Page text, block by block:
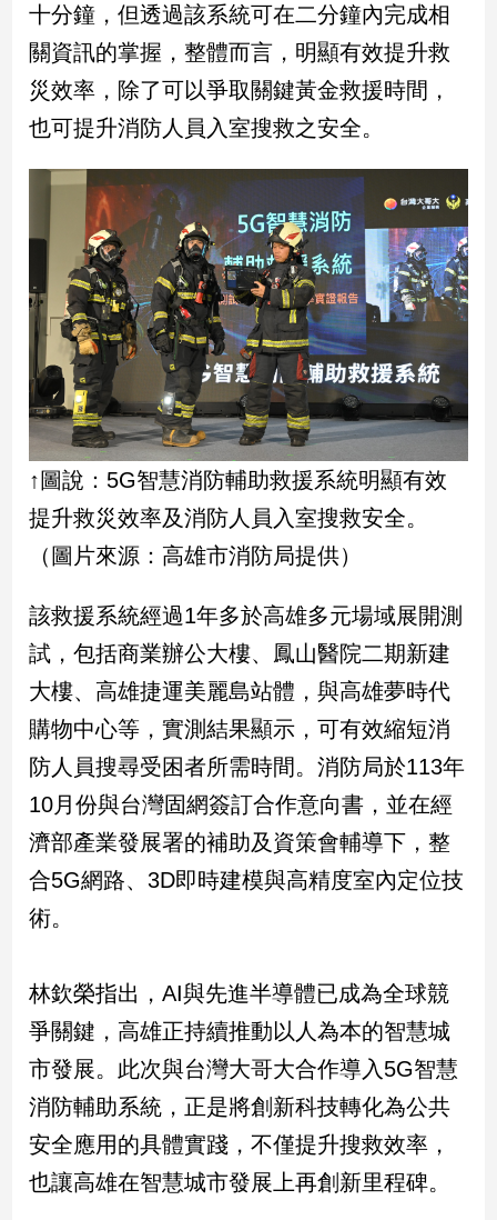
兩
岸/
國
際
社
新
病
毒
專
區
南
台
灣
觀
點
南
台
灣
點
娛
樂
娛
樂
聞
行/
時
尚
追
生
十分鐘，但透過該系統可在二分鐘內完成相
關資訊的掌握，整體而言，明顯有效提升救
災效率，除了可以爭取關鍵黃金救援時間，
也可提升消防人員入室搜救之安全。
↑圖說：5G智慧消防輔助救援系統明顯有效
提升救災效率及消防人員入室搜救安全。
（圖片來源：高雄市消防局提供）
該救援系統經過1年多於高雄多元場域展開測
試，包括商業辦公大樓、鳳山醫院二期新建
大樓、高雄捷運美麗島站體，與高雄夢時代
購物中心等，實測結果顯示，可有效縮短消
防人員搜尋受困者所需時間。消防局於113年
10月份與台灣固網簽訂合作意向書，並在經
濟部產業發展署的補助及資策會輔導下，整
合5G網路、3D即時建模與高精度室內定位技
術。
林欽榮指出，AI與先進半導體已成為全球競
爭關鍵，高雄正持續推動以人為本的智慧城
市發展。此次與台灣大哥大合作導入5G智慧
消防輔助系統，正是將創新科技轉化為公共
安全應用的具體實踐，不僅提升搜救效率，
也讓高雄在智慧城市發展上再創新里程碑。